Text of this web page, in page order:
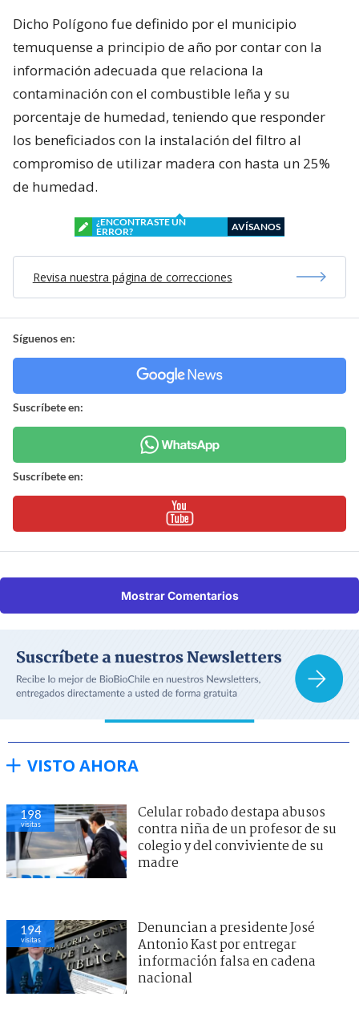
Dicho Polígono fue definido por el municipio
temuquense a principio de año por contar con la
información adecuada que relaciona la
contaminación con el combustible leña y su
porcentaje de humedad, teniendo que responder
los beneficiados con la instalación del filtro al
compromiso de utilizar madera con hasta un 25%
de humedad.
¿ENCONTRASTE UN
ERROR?
AVÍSANOS
Revisa nuestra página de correcciones
Síguenos en:
Suscríbete en:
Suscríbete en:
Mostrar Comentarios
VISTO AHORA
198
visitas
Celular robado destapa abusos
contra niña de un profesor de su
colegio y del conviviente de su
madre
194
visitas
Denuncian a presidente José
Antonio Kast por entregar
información falsa en cadena
nacional